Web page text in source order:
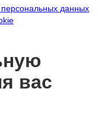
персональных данных
вас